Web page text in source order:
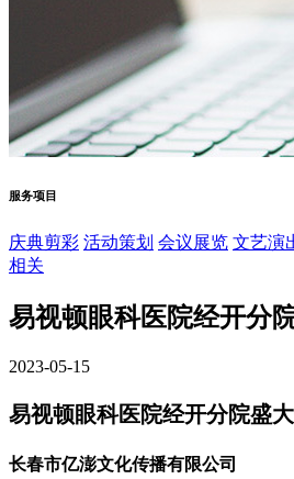
服务项目
庆典剪彩 活动策划 会议展览 文艺演
相关
易视顿眼科医院经开分
2023-05-15
易视顿眼科医院经开分院盛
长春市亿澎文化传播有限公司